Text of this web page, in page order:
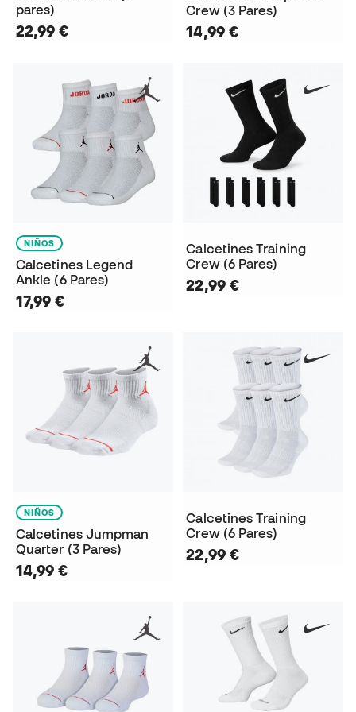
pares)
22,99 €
Crew (3 Pares)
14,99 €
NIÑOS
Calcetines Legend
Ankle (6 Pares)
17,99 €
Calcetines Training
Crew (6 Pares)
22,99 €
NIÑOS
Calcetines Jumpman
Quarter (3 Pares)
14,99 €
Calcetines Training
Crew (6 Pares)
22,99 €